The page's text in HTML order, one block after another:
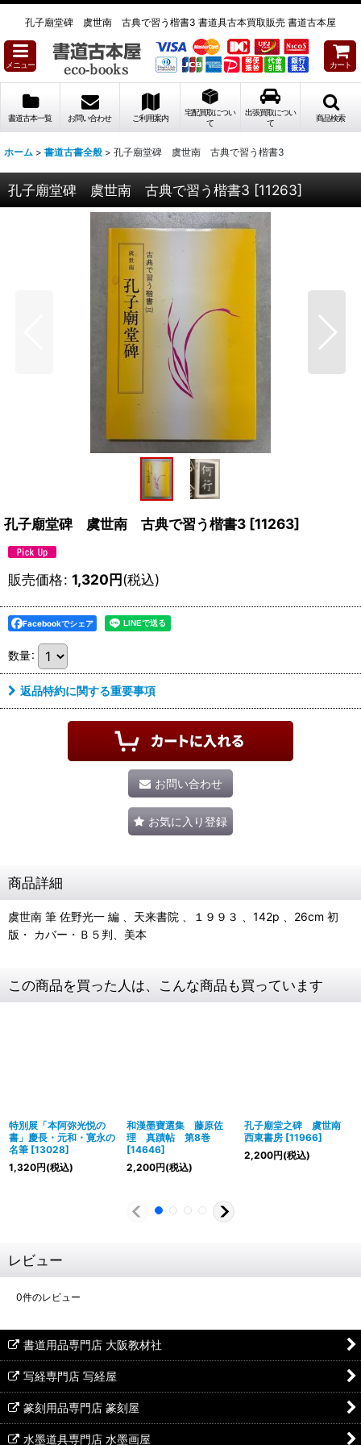
孔子廟堂碑 虞世南 古典で習う楷書3 書道具古本買取販売 書道古本屋
メニュー カート
書道古本一覧 お問い合わせ ご利用案内
宅配買取につい
て
出張買取につい
て
商品検索
ホーム > 書道古書全般 > 孔子廟堂碑 虞世南 古典で習う楷書3
孔子廟堂碑 虞世南 古典で習う楷書3 [11263]
孔子廟堂碑 虞世南 古典で習う楷書3 [11263]
販売価格: 1,320円(税込)
Facebookでシェア
数量:
返品特約に関する重要事項
お問い合わせ
お気に入り登録
商品詳細
虞世南 筆 佐野光一 編 、天来書院 、１９９３ 、142p 、26cm 初
版・ カバー・Ｂ５判、美本
この商品を買った人は、こんな商品も買っています
特別展「本阿弥光悦の
書」慶長・元和・寛永の
名筆 [13028]
1,320円(税込)
和漢墨寶選集 藤原佐
理 真蹟帖 第8巻
[14646]
2,200円(税込)
孔子廟堂之碑 虞世南
西東書房 [11966]
2,200円(税込)
レビュー
0件のレビュー
書道用品専門店 大阪教材社
写経専門店 写経屋
篆刻用品専門店 篆刻屋
水墨道具専門店 水墨画屋